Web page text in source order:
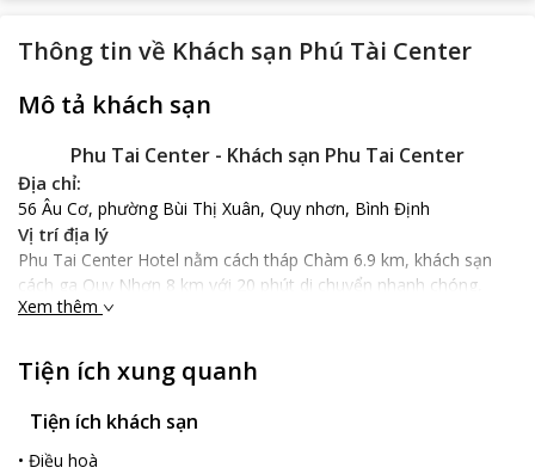
Thông tin về Khách sạn Phú Tài Center
Mô tả khách sạn
Phu Tai Center - Khách sạn Phu Tai Center
Địa chỉ:
56 Âu Cơ, phường Bùi Thị Xuân, Quy nhơn, Bình Định
Vị trí địa lý
Phu Tai Center Hotel nằm cách tháp Chàm 6.9 km, khách sạn
cách ga Quy Nhơn 8 km với 20 phút di chuyển nhanh chóng,
cách sân bay Phù Cát chỉ 23 km với 30 phút di chuyển thuận
Nổi bật
Phu Tai Center Hotel mang phong cách Á Đông với nguồn cảm
hứng từ mây trắng và biển xanh bát ngát tạo cho căn phòng
nghỉ sự nổi bật đem lại không gian thư thái và thu hút du khách.
Nội thất gỗ cao cấp vô cùng nổi bật cùng trang thiết bị tiện nghi
Xem thêm
Tiện ích xung quanh
Tiện ích khách sạn
• Điều hoà